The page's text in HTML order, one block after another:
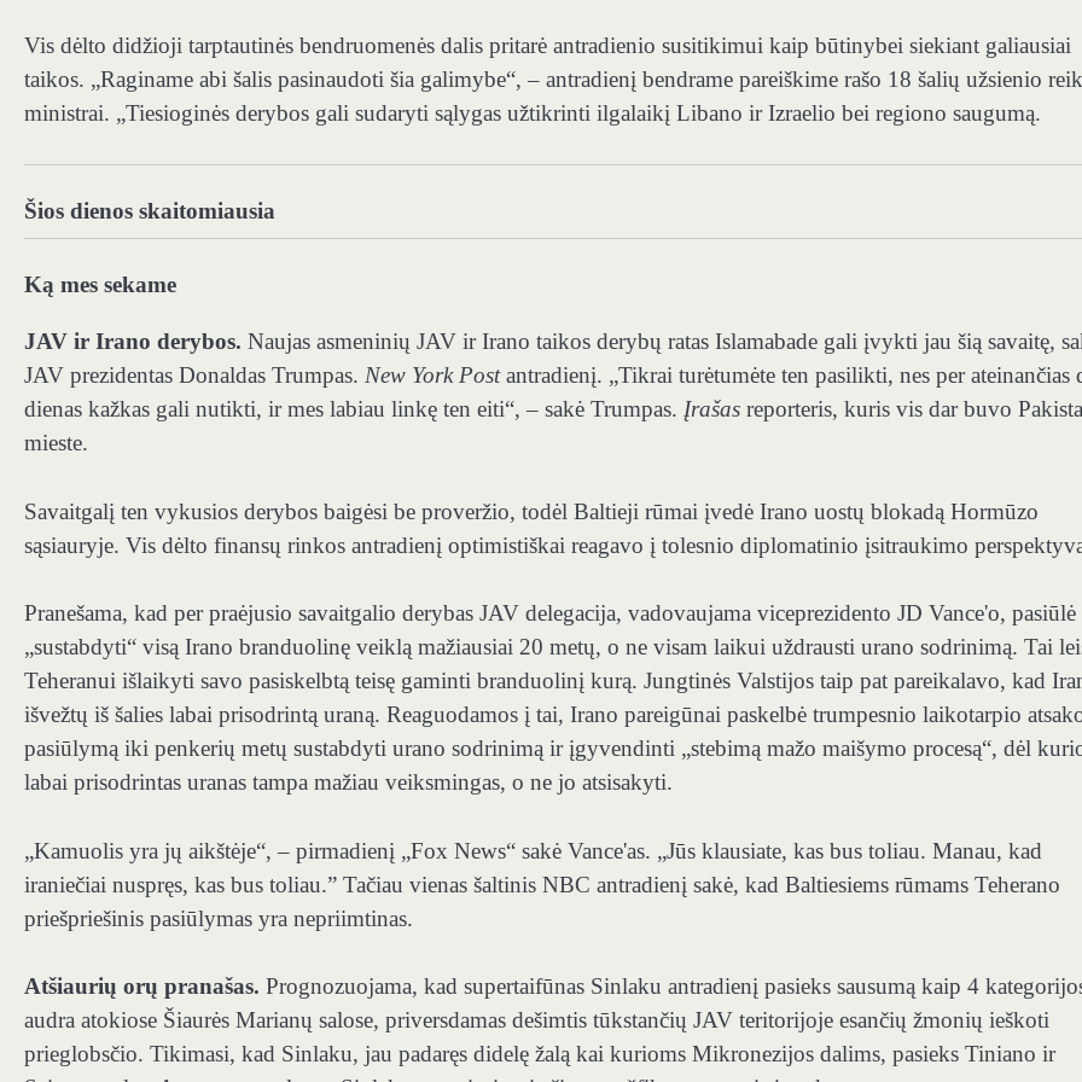
Vis dėlto didžioji tarptautinės bendruomenės dalis pritarė antradienio susitikimui kaip būtinybei siekiant galiausiai
taikos. „Raginame abi šalis pasinaudoti šia galimybe“, – antradienį bendrame pareiškime rašo 18 šalių užsienio
ministrai. „Tiesioginės derybos gali sudaryti sąlygas užtikrinti ilgalaikį Libano ir Izraelio bei regiono saugumą.
Šios dienos skaitomiausia
Ką mes sekame
JAV ir Irano derybos. Naujas asmeninių JAV ir Irano taikos derybų ratas Islamabade gali įvykti jau šią savaitę,
JAV prezidentas Donaldas Trumpas. New York Postantradienį. „Tikrai turėtumėte ten pasilikti, nes per ateinančias
dienas kažkas gali nutikti, ir mes labiau linkę ten eiti“, – sakė Trumpas. Įrašas reporteris, kuris vis dar buvo
mieste.
Savaitgalį ten vykusios derybos baigėsi be proveržio, todėl Baltieji rūmai įvedė Irano uostų blokadą Hormūzo
sąsiauryje. Vis dėlto finansų rinkos antradienį optimistiškai reagavo į tolesnio diplomatinio įsitraukimo
Pranešama, kad per praėjusio savaitgalio derybas JAV delegacija, vadovaujama viceprezidento JD Vance'o, pasiūlė
„sustabdyti“ visą Irano branduolinę veiklą mažiausiai 20 metų, o ne visam laikui uždrausti urano sodrinimą. Tai
Teheranui išlaikyti savo pasiskelbtą teisę gaminti branduolinį kurą. Jungtinės Valstijos taip pat pareikalavo, kad
išvežtų iš šalies labai prisodrintą uraną. Reaguodamos į tai, Irano pareigūnai paskelbė trumpesnio laikotarpio
pasiūlymą iki penkerių metų sustabdyti urano sodrinimą ir įgyvendinti „stebimą mažo maišymo procesą“, dėl
labai prisodrintas uranas tampa mažiau veiksmingas, o ne jo atsisakyti.
„Kamuolis yra jų aikštėje“, – pirmadienį „Fox News“ sakė Vance'as. „Jūs klausiate, kas bus toliau. Manau, kad
iraniečiai nuspręs, kas bus toliau.” Tačiau vienas šaltinis NBC antradienį sakė, kad Baltiesiems rūmams Teherano
priešpriešinis pasiūlymas yra nepriimtinas.
Atšiaurių orų pranašas. Prognozuojama, kad supertaifūnas Sinlaku antradienį pasieks sausumą kaip 4
audra atokiose Šiaurės Marianų salose, priversdamas dešimtis tūkstančių JAV teritorijoje esančių žmonių ieškoti
prieglobsčio. Tikimasi, kad Sinlaku, jau padaręs didelę žalą kai kurioms Mikronezijos dalims, pasieks Tiniano ir